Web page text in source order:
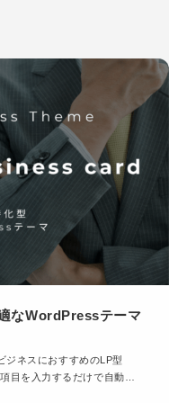
なWordPressテーマ
目を入力するだけで自動…